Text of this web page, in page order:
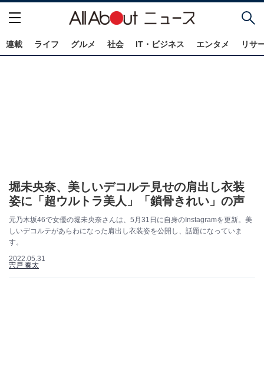
連載 ライフ グルメ 社会 IT・ビジネス エンタメ リサ
堀未央奈、美しいデコルテ見せの肩出し衣装
姿に「超ウルトラ美人」「鎖骨きれい」の声
元乃木坂46で女優の堀未央奈さんは、5月31日に自身のInstagramを更新。美
しいデコルテがあらわになった肩出し衣装姿を公開し、話題になっていま
す。
2022.05.31
宍戸 奏太